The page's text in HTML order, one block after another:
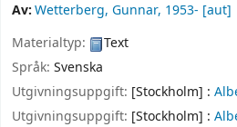
Av:Wetterberg, Gunnar, 1953- [aut]
Materialtyp:
Text
Språk: Svenska
Utgivningsuppgift: [Stockholm] :
Utgivningsuppgift: [Stockholm] :